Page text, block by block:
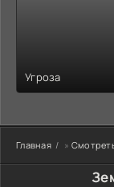
Угроза
Главная »